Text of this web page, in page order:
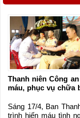
Thanh niên Công
máu, phục vụ chữa
Sáng 17/4, Ban
trình hiến máu tình